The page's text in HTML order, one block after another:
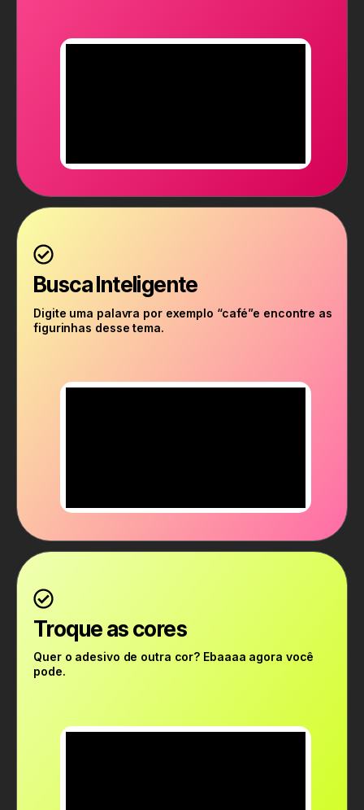
Busca Inteligente
Digite uma palavra por exemplo “café”e encontre as
figurinhas desse tema.
Troque as cores
Quer o adesivo de outra cor? Ebaaaa agora você
pode.